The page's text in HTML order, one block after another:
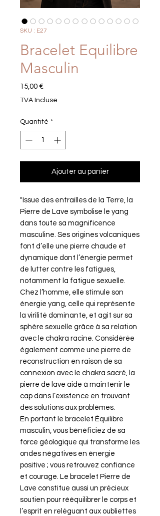
SKU : E27
Bracelet Equilibre
Masculin
15,00 €Prix
TVA Incluse
Quantité *
Ajouter au panier
"Issue des entrailles de la Terre, la
Pierre de Lave symbolise le yang
dans toute sa magnificence
masculine. Ses origines volcaniques
font d’elle une pierre chaude et
dynamique dont l’énergie permet
de lutter contre les fatigues,
notamment la fatigue sexuelle.
Chez l’homme, elle stimule son
énergie yang, celle qui représente
la virilité dominante, et agit sur sa
sphère sexuelle grâce à sa relation
avec le chakra racine. Considérée
également comme une pierre de
reconstruction en raison de sa
connexion avec le chakra sacré, la
pierre de lave aide à maintenir le
cap dans l’existence en trouvant
des solutions aux problèmes.
En portant le bracelet Équilibre
masculin, vous bénéficiez de sa
force géologique qui transforme les
ondes négatives en énergie
positive ; vous retrouvez confiance
et courage. Le bracelet Pierre de
Lave constitue aussi un précieux
soutien pour rééquilibrer le corps et
l’esprit en reléguant aux oubliettes